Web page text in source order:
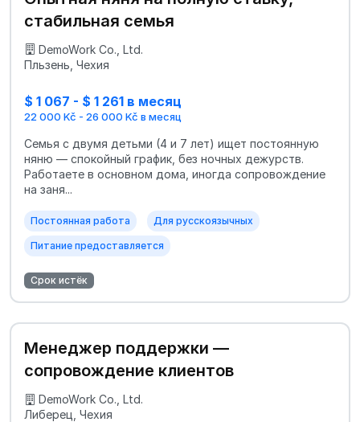
стабильная семья
DemoWork Co., Ltd.
Пльзень, Чехия
$ 1 067 - $ 1 261 в месяц
22 000 Kč - 26 000 Kč в месяц
Семья с двумя детьми (4 и 7 лет) ищет постоянную
няню — спокойный график, без ночных дежурств.
Работаете в основном дома, иногда сопровождение
на заня...
Постоянная работа Для русскоязычных
Питание предоставляется
Срок истёк
Менеджер поддержки —
сопровождение клиентов
DemoWork Co., Ltd.
Либерец, Чехия